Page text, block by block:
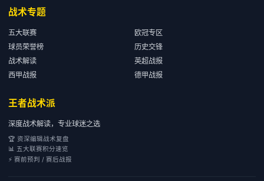
战术专题
五大联赛
欧冠专区
球员荣誉榜
历史交锋
战术解读
英超战报
西甲战报
德甲战报
王者战术派
深度战术解读，专业球迷之选
🏆 资深编辑战术复盘
📊 五大联赛积分速览
⚡ 赛前预判 / 赛后战报